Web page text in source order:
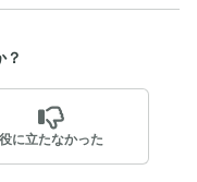
？
役に立たなかった